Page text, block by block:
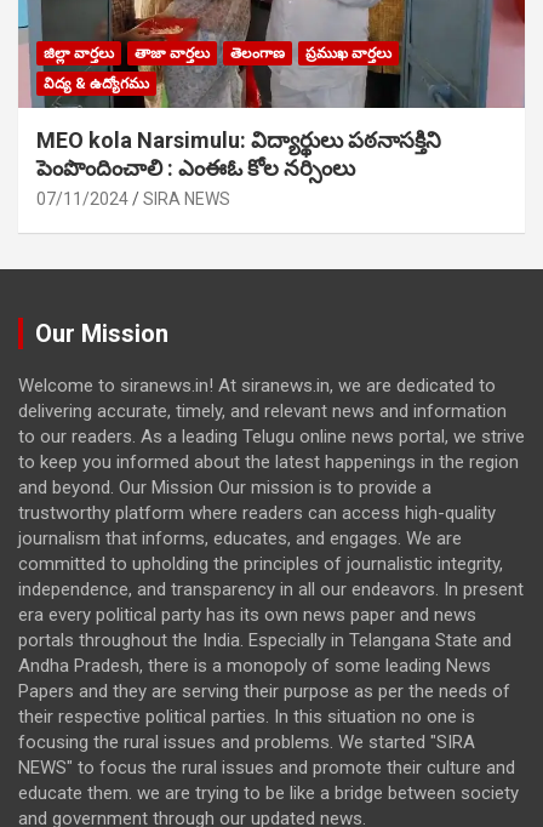
జిల్లా వార్తలు తాజా వార్తలు తెలంగాణ
ప్రముఖ వార్తలు
విద్య & ఉద్యోగము
MEO kola Narsimulu: విద్యార్థులు పఠ‌నాసక్తిని
పెంపొందించాలి : ఎంఈఓ కోల నర్సింలు
07/11/2024 SIRA NEWS
Our Mission
Welcome to siranews.in! At siranews.in, we are dedicated to
delivering accurate, timely, and relevant news and information
to our readers. As a leading Telugu online news portal, we strive
to keep you informed about the latest happenings in the region
and beyond. Our Mission Our mission is to provide a
trustworthy platform where readers can access high-quality
journalism that informs, educates, and engages. We are
committed to upholding the principles of journalistic integrity,
independence, and transparency in all our endeavors. In present
era every political party has its own news paper and news
portals throughout the India. Especially in Telangana State and
Andha Pradesh, there is a monopoly of some leading News
Papers and they are serving their purpose as per the needs of
their respective political parties. In this situation no one is
focusing the rural issues and problems. We started "SIRA
NEWS" to focus the rural issues and promote their culture and
educate them. we are trying to be like a bridge between society
and government through our updated news.